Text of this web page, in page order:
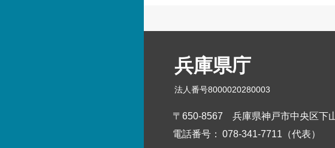
兵庫県庁
法人番号8000020280003
〒650-8567
兵庫県神戸市中央区下
電話番号： 078-341-7711（代表）